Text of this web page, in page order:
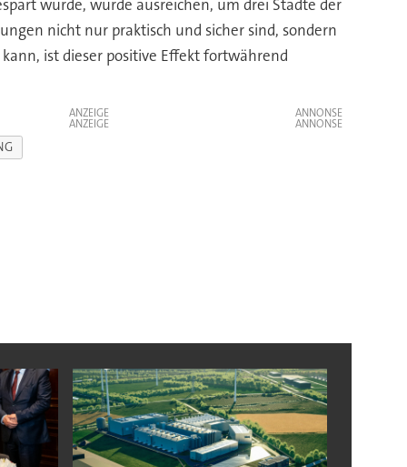
wurde, würde ausreichen, um drei Städte der
nicht nur praktisch und sicher sind, sondern
ist dieser positive Effekt fortwährend
ANZEIGE
ANZEIGE